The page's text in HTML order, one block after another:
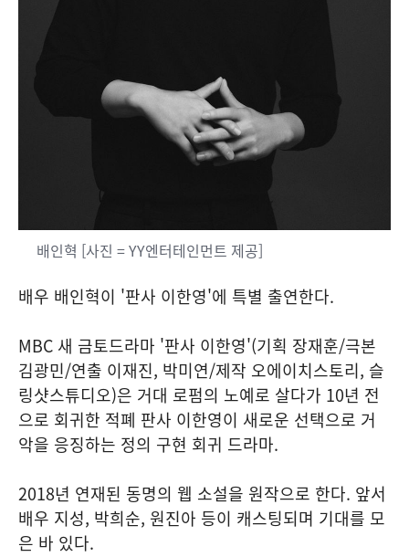
배인혁 [사진 = YY엔터테인먼트 제공]
배우 배인혁이 '판사 이한영'에 특별 출연한다.
MBC 새 금토드라마 '판사 이한영'(기획 장재훈/극본
김광민/연출 이재진, 박미연/제작 오에이치스토리, 슬
링샷스튜디오)은 거대 로펌의 노예로 살다가 10년 전
으로 회귀한 적폐 판사 이한영이 새로운 선택으로 거
악을 응징하는 정의 구현 회귀 드라마.
2018년 연재된 동명의 웹 소설을 원작으로 한다. 앞서
배우 지성, 박희순, 원진아 등이 캐스팅되며 기대를 모
은 바 있다.